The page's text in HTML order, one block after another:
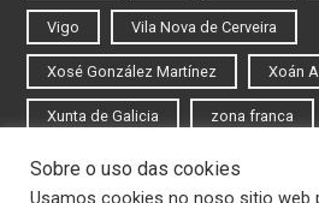
Vigo Vila Nova de Cerveira
Xosé González Martínez Xoán
Xunta de Galicia zona franca
Iniciar sesión
Sobre o uso das cookies
Usamos cookies no noso sitio web